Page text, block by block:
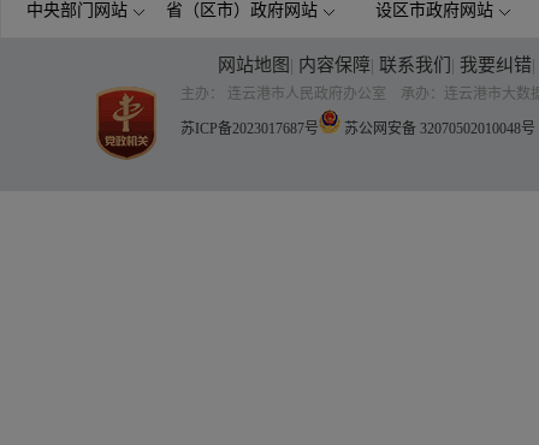
中央部门网站 省（区市）政府网站 设区市政府网站
网站地图 | 内容保障| 联系我们 | 我要纠错|
主办： 连云港市人民政府办公室 承办：连云港市大数
苏ICP备2023017687号 苏公网安备 32070502010048号